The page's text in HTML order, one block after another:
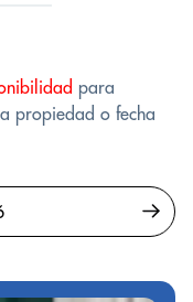
para
propiedad o fecha